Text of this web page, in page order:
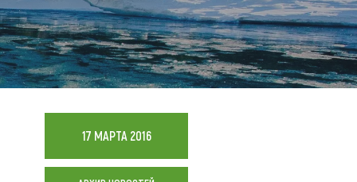
Санатории
Гостиницы, отели
Коттеджи, базы
Мотели, придорожные отели
17 МАРТА 2016